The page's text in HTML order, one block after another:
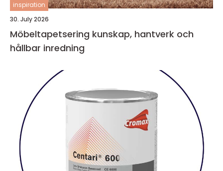
inspiration
30. July 2026
Möbeltapetsering kunskap, hantverk och
hållbar inredning